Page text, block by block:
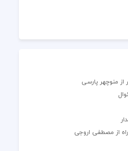
منوچهر پارسی
از مصطفی اروجی